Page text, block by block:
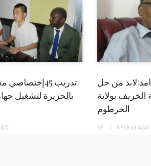
تدريب
بالجزيرة لتشغيل
من حل
بولاية
الخرطوم
BY 4 YEARS AGO